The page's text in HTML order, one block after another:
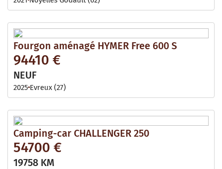
Fourgon aménagé HYMER Free 600 S
94410 €
NEUF
2025 Evreux (27)
Camping-car CHALLENGER 250
54700 €
19758 KM